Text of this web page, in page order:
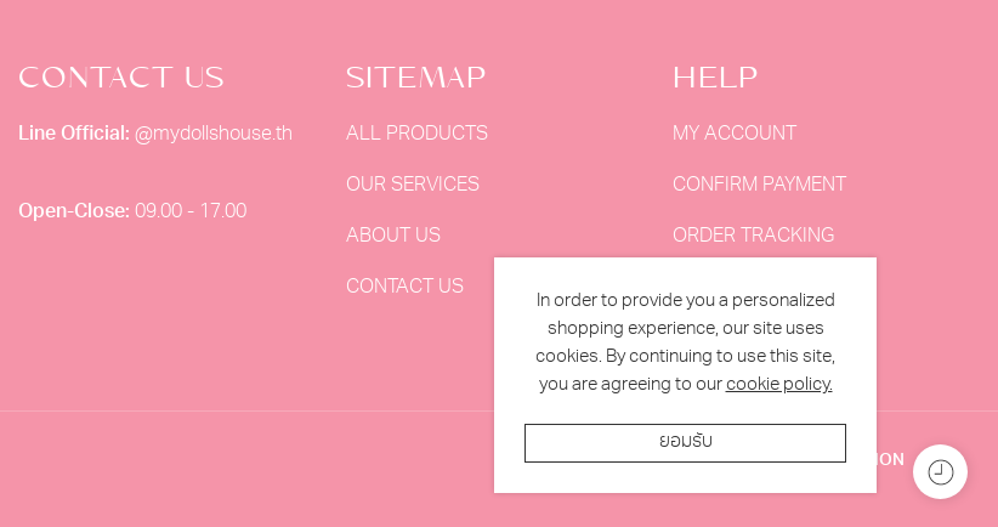
CONTACT US
Line Official:@mydollshouse.th
Open-Close: 09.00 - 17.00
SITEMAP
ALL PRODUCTS
OUR SERVICES
ABOUT US
CONTACT US
HELP
MY ACCOUNT
CONFIRM PAYMENT
ORDER TRACKING
TERMS & CONDITION
In order to provide you a personalized
shopping experience, our site uses
cookies. By continuing to use this site,
you are agreeing to our cookie policy.
ยอมรับ